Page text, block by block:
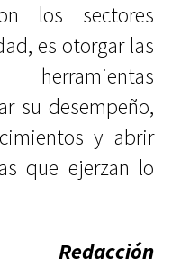
los sectores
es otorgar las
su desempeño,
y abrir
que ejerzan lo
Redacción